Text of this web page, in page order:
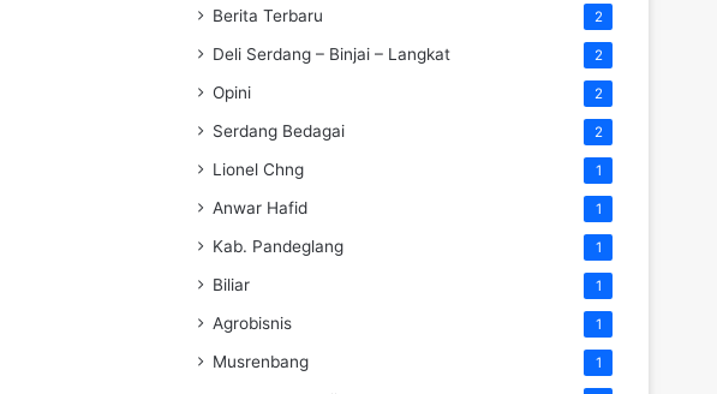
Berita Terbaru 2
Deli Serdang – Binjai – Langkat 2
Opini 2
Serdang Bedagai 2
Lionel Chng 1
Anwar Hafid 1
Kab. Pandeglang 1
Biliar 1
Agrobisnis 1
Musrenbang 1